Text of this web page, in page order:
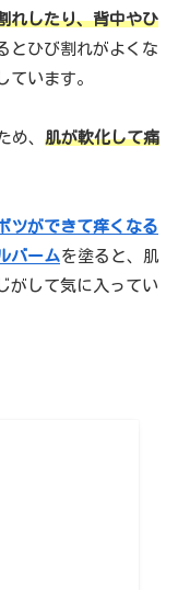
れしたり、背中やひ
とひび割れがよくな
ています。
め、 肌が軟化して痛
ツができて痒くなる
バームを塗ると、肌
がして気に入ってい